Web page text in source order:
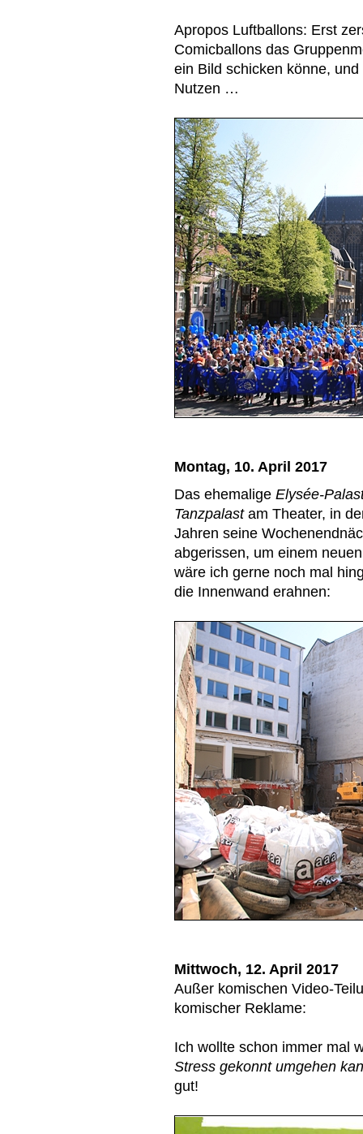
Apropos Luftballons: Erst
Comicballons das
ein Bild schicken könne,
Nutzen …
Montag, 10. April 2017
Das ehemalige Elysée-
Tanzpalastam Theater, in
Jahren seine
abgerissen, um einem
wäre ich gerne noch mal
die Innenwand erahnen:
Mittwoch, 12. April 2017
Außer komischen Video-
komischer Reklame:
Ich wollte schon immer mal
Stress gekonnt umgehen
gut!